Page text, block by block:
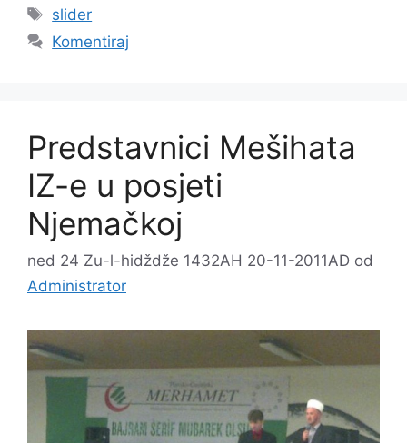
Oznake
slider
Komentiraj
Predstavnici Mešihata
IZ-e u posjeti
Njemačkoj
ned 24 Zu-l-hidždže 1432AH 20-11-2011AD od
Administrator